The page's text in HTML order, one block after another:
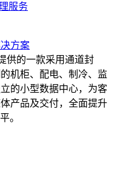
服务
方案
供的一款采用通道封
机柜、配电、制冷、监
的小型数据中心，为客
产品及交付，全面提升
。